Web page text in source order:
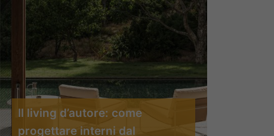
Il living d’autore: come
progettare interni dal